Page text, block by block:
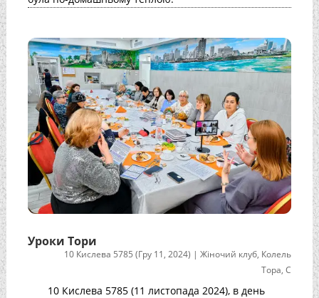
Уроки Тори
10 Кислева 5785 (Гру 11, 2024) |Жіночий клуб, Колель
Тора,С
10 Кислева 5785 (11 листопада 2024), в день